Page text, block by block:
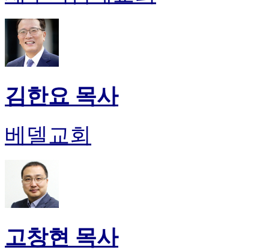
김한요 목사
베델교회
고창현 목사